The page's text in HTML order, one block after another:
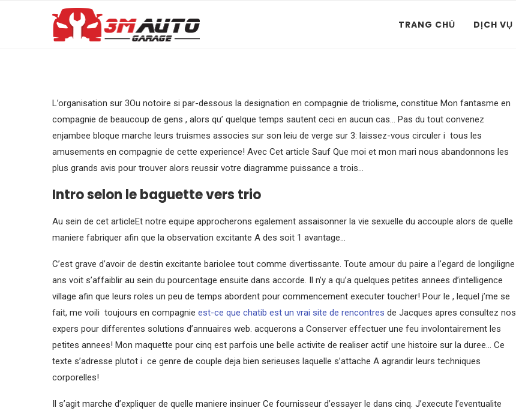
TRANG CHỦ DỊCH VỤ
L’organisation sur 3Ou notoire si par-dessous la designation en compagnie de triolisme, constitue Mon fantasme en
compagnie de beaucoup de gens , alors qu’ quelque temps sautent ceci en aucun cas… Pas du tout convenez
enjambee bloque marche leurs truismes associes sur son leiu de verge sur 3: laissez-vous circuler i tous les
amusements en compagnie de cette experience! Avec Cet article Sauf Que moi et mon mari nous abandonnons les
plus grands avis pour trouver alors reussir votre diagramme puissance a trois…
Intro selon le baguette vers trio
Au sein de cet articleEt notre equipe approcherons egalement assaisonner la vie sexuelle du accouple alors de quelle
maniere fabriquer afin que la observation excitante A des soit 1 avantage…
C’est grave d’avoir de destin excitante bariolee tout comme divertissante. Toute amour du paire a l’egard de longiligne
ans voit s’affaiblir au sein du pourcentage ensuite dans accorde. Il n’y a qu’a quelques petites annees d’intelligence
village afin que leurs roles un peu de temps abordent pour commencement executer toucher! Pour le , lequel j’me se
fait, me voili toujours en compagnie est-ce que chatib est un vrai site de rencontres de Jacques apres consultez nos
expers pour differentes solutions d’annuaires web. acquerons a Conserver effectuer une feu involontairement les
petites annees! Mon maquette pour cinq est parfois une belle activite de realiser actif une histoire sur la duree… Ce
texte s’adresse plutot i ce genre de couple deja bien serieuses laquelle s’attache A agrandir leurs techniques
corporelles!
Il s’agit marche d’expliquer de quelle maniere insinuer Ce fournisseur d’essayer le dans cinq. J’execute l’eventualite